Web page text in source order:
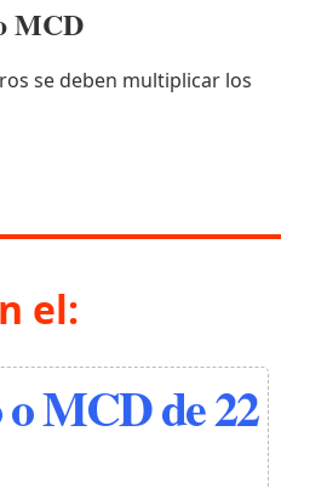
MCD
se deben multiplicar los
el:
MCD de 22